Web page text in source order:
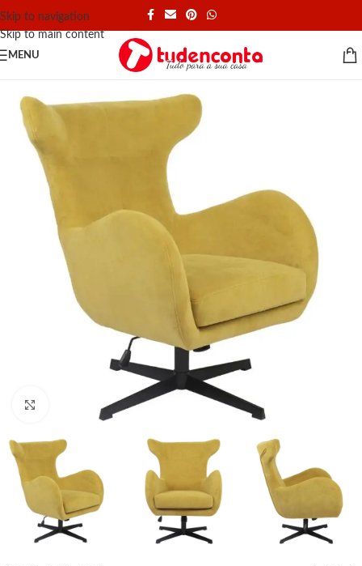
Skip to navigation
Skip to main content
MENU
Click para aumentar